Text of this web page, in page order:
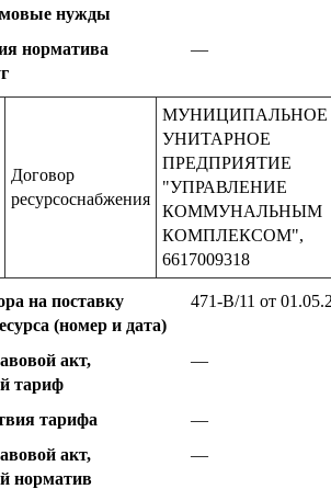
нужды
норматива
—
Договор
ресурсоснабжения
МУНИЦИПАЛЬНОЕ
УНИТАРНОЕ
ПРЕДПРИЯТИЕ
"УПРАВЛЕНИЕ
КОММУНАЛЬНЫМ
КОМПЛЕКСОМ",
6617009318
на поставку
(номер и дата)
471-В/11 от
акт,
тариф
—
тарифа
—
акт,
норматив
—